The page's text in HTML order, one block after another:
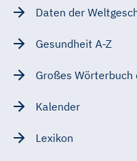
Daten der
Gesundheit A-Z
Großes Wörterbuch
Kalender
Lexikon